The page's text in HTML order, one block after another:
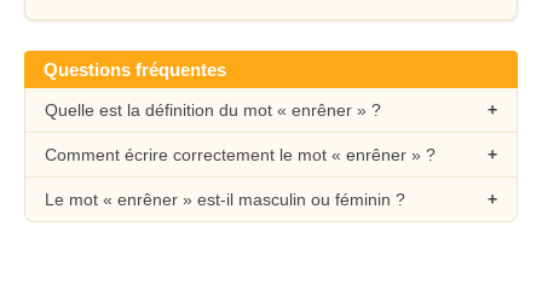
Questions fréquentes
Quelle est la définition du mot « enrêner » ?
Comment écrire correctement le mot « enrêner » ?
Le mot « enrêner » est-il masculin ou féminin ?